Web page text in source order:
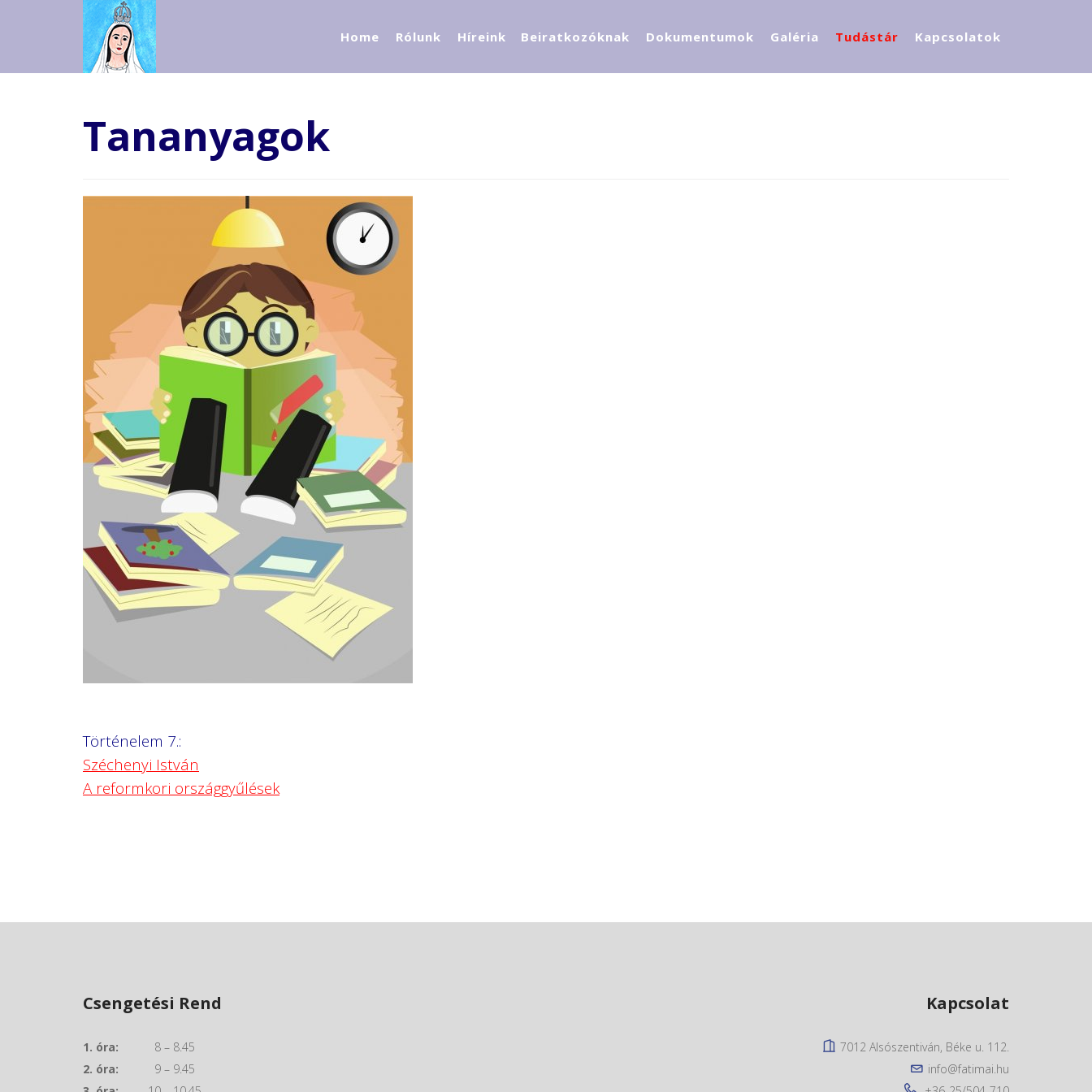
Home Rólunk Híreink Beiratkozóknak Dokumentumok Galéria Tudástár Kapcsolatok
Tananyagok
Történelem 7.:
Széchenyi István
A reformkori országgyűlések
Csengetési Rend
1. óra: 8 – 8.45
2. óra: 9 – 9.45
Kapcsolat
7012 Alsószentiván, Béke u. 112.
info@fatimai.hu